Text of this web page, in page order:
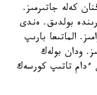
كەلە جاتىرمىز.
بولدىق. ەندى
الماتىعا بارىپ
ودان بولەك
ءدام تاتىپ كورسەك